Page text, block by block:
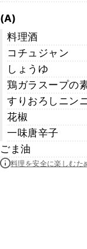
(A)
料理酒
コチュジャン
しょうゆ
鶏ガラスープの
すりおろしニン
花椒
一味唐辛子
ごま油
料理を安全に楽しむた